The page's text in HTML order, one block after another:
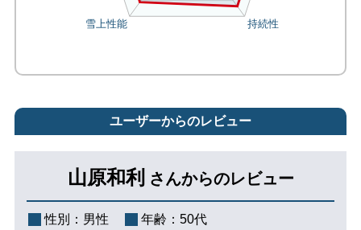
ユーザーからのレビュー
山原和利 さんからのレビュー
性別： 男性 年齢： 50代